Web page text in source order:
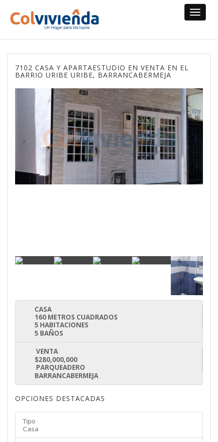
Toggle
7102 CASA Y APARTAESTUDIO EN VENTA EN EL
BARRIO URIBE URIBE, BARRANCABERMEJA
CASA
160 METROS CUADRADOS
5 HABITACIONES
5 BAÑOS
VENTA
$280,000,000
PARQUEADERO
BARRANCABERMEJA
OPCIONES DESTACADAS
Tipo
Casa